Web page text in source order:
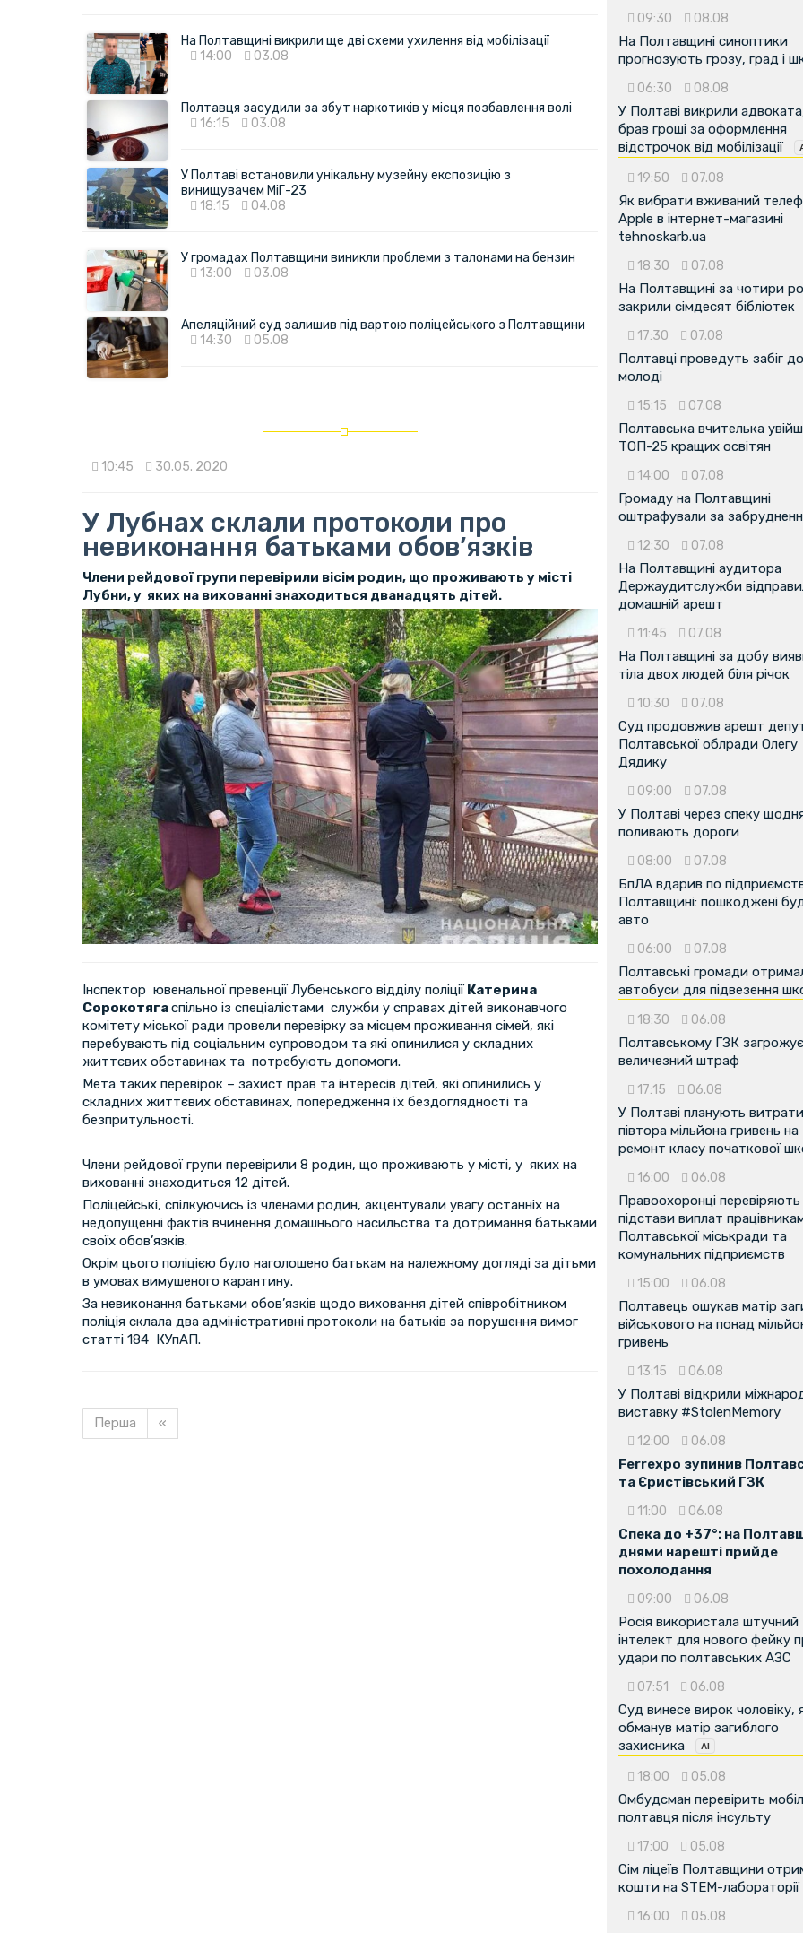
На Полтавщині викрили ще дві схеми ухилення від мобілізації
14:00
03.08
Полтавця засудили за збут наркотиків у місця позбавлення волі
16:15
03.08
У Полтаві встановили унікальну музейну експозицію з
винищувачем МіГ-23
18:15
04.08
У громадах Полтавщини виникли проблеми з талонами на бензин
13:00
03.08
Апеляційний суд залишив під вартою поліцейського з Полтавщини
14:30
05.08
10:45 30.05. 2020
У Лубнах склали протоколи про
невиконання батьками обов’язків
Члени рейдової групи перевірили вісім родин, що проживають у місті
Лубни, у яких на вихованні знаходиться дванадцять дітей.
Інспектор ювенальної превенції Лубенського відділу поліції Катерина
Сорокотягаспільно із спеціалістами служби у справах дітей виконавчого
комітету міської ради провели перевірку за місцем проживання сімей, які
перебувають під соціальним супроводом та які опинилися у складних
життєвих обставинах та потребують допомоги.
Мета таких перевірок – захист прав та інтересів дітей, які опинились у
складних життєвих обставинах, попередження їх бездоглядності та
безпритульності.
Члени рейдової групи перевірили 8 родин, що проживають у місті, у яких на
вихованні знаходиться 12 дітей.
Поліцейські, спілкуючись із членами родин, акцентували увагу останніх на
недопущенні фактів вчинення домашнього насильства та дотримання батьками
своїх обов’язків.
Окрім цього поліцією було наголошено батькам на належному догляді за дітьми
в умовах вимушеного карантину.
За невиконання батьками обов’язків щодо виховання дітей співробітником
поліція склала два адміністративні протоколи на батьків за порушення вимог
статті 184 КУпАП.
Перша «
09:30 08.08
На Полтавщині синоптики
прогнозують грозу, град і
06:30 08.08
У Полтаві викрили
брав гроші за оформлення
відстрочок від мобілізації
19:50 07.08
Як вибрати вживаний
Apple в інтернет-магазині
tehnoskarb.ua
18:30 07.08
На Полтавщині за чотири
закрили сімдесят бібліотек
17:30 07.08
Полтавці проведуть забіг
молоді
15:15 07.08
Полтавська вчителька
ТОП-25 кращих освітян
14:00 07.08
Громаду на Полтавщині
оштрафували за
12:30 07.08
На Полтавщині аудитора
Держаудитслужби
домашній арешт
11:45 07.08
На Полтавщині за добу
тіла двох людей біля річок
10:30 07.08
Суд продовжив арешт
Полтавської облради Олегу
Дядику
09:00 07.08
У Полтаві через спеку
поливають дороги
08:00 07.08
БпЛА вдарив по
Полтавщині: пошкоджені
авто
06:00 07.08
Полтавські громади
автобуси для підвезення
18:30 06.08
Полтавському ГЗК загрожує
величезний штраф
17:15 06.08
У Полтаві планують
півтора мільйона гривень на
ремонт класу початкової
16:00 06.08
Правоохоронці перевіряють
підстави виплат
Полтавської міськради та
комунальних підприємств
15:00 06.08
Полтавець ошукав матір
військового на понад
гривень
13:15 06.08
У Полтаві відкрили
виставку #StolenMemory
12:00 06.08
Ferrexpo зупинив
та Єристівський ГЗК
11:00 06.08
Спека до +37°: на
днями нарешті прийде
похолодання
09:00 06.08
Росія використала штучний
інтелект для нового фейку
удари по полтавських АЗС
07:51 06.08
Суд винесе вирок чоловіку,
обманув матір загиблого
захисника
18:00 05.08
Омбудсман перевірить
полтавця після інсульту
17:00 05.08
Сім ліцеїв Полтавщини
кошти на STEM-лабораторії
16:00 05.08